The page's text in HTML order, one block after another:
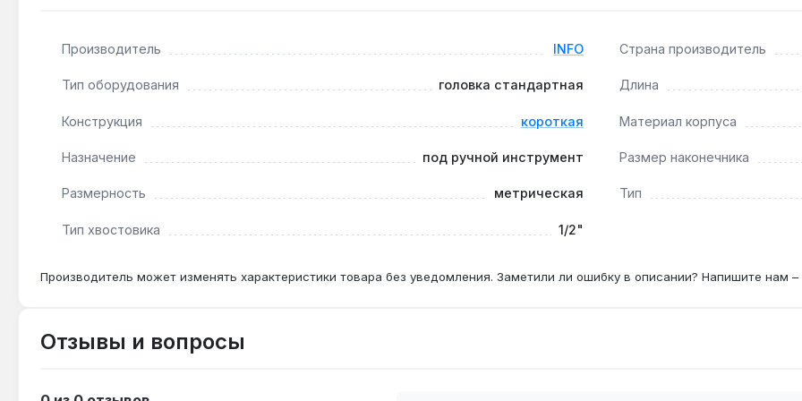
Да — квадратный хвостовик 1/2" и сталь CR-V выдерживают ударные нагрузки пневмогайковерта, но
момента.
Какой крепёж подходит для профиля E22?
Производитель INFO Страна производитель
Тип оборудования головка стандартная Длина
Конструкция короткая Материал корпуса
Назначение под ручной инструмент Размер наконечника
Размерность метрическая Тип
Тип хвостовика 1/2"
Производитель может изменять характеристики товара без уведомления. Заметили ли ошибку в описании? Напишите нам
Отзывы и вопросы